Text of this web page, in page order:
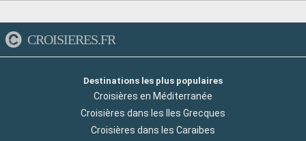
CROISIERES.FR
Destinations les plus populaires
Croisières en Méditerranée
Croisières dans les Iles Grecques
Croisières dans les Caraibes